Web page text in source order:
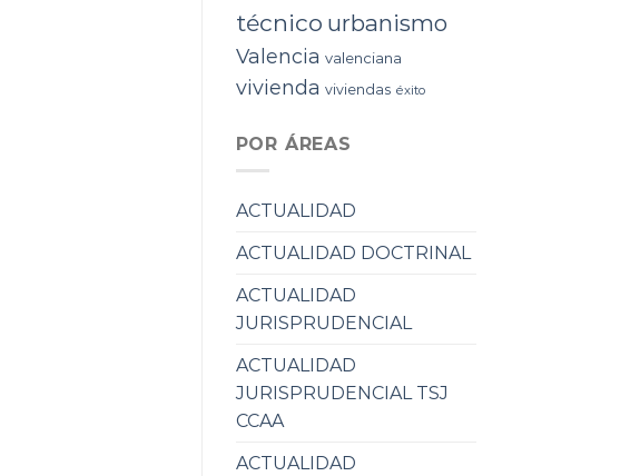
técnico urbanismo
Valencia valenciana
vivienda viviendas éxito
POR ÁREAS
ACTUALIDAD
ACTUALIDAD DOCTRINAL
ACTUALIDAD
JURISPRUDENCIAL
ACTUALIDAD
JURISPRUDENCIAL TSJ
CCAA
ACTUALIDAD